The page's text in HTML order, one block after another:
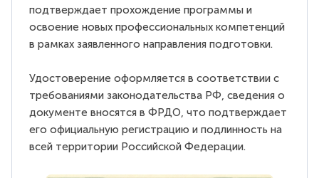
подтверждает прохождение программы и
освоение новых профессиональных компетенций
в рамках заявленного направления подготовки.
Удостоверение оформляется в соответствии с
требованиями законодательства РФ, сведения о
документе вносятся в ФРДО, что подтверждает
его официальную регистрацию и подлинность на
всей территории Российской Федерации.